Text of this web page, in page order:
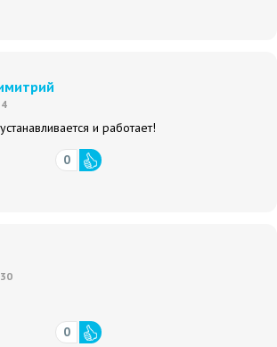
и работает!
0
0